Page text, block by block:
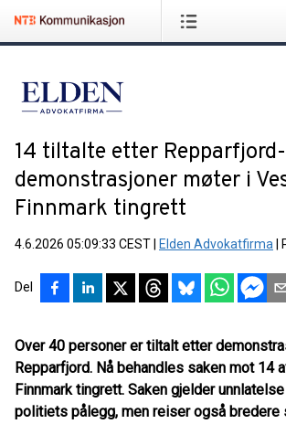
14 tiltalte etter Repparfjord-
demonstrasjoner møter i
Finnmark tingrett
4.6.2026 05:09:33 CEST Elden Advokatfirma
Del
Over 40 personer er tiltalt etter
Repparfjord. Nå behandles saken mot 14
Finnmark tingrett. Saken gjelder
politiets pålegg, men reiser også bredere